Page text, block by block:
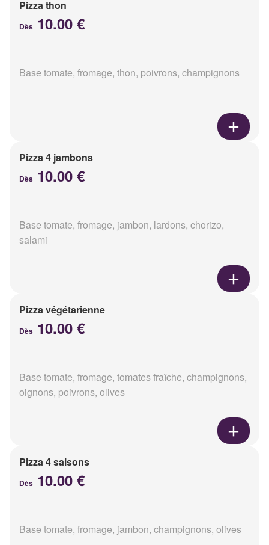
Pizza thon
Dès 10.00 €
Base tomate, fromage, thon, poivrons, champignons
Pizza 4 jambons
Dès 10.00 €
Base tomate, fromage, jambon, lardons, chorizo,
salami
Pizza végétarienne
Dès 10.00 €
Base tomate, fromage, tomates fraîche, champignons,
oignons, poivrons, olives
Pizza 4 saisons
Dès 10.00 €
Base tomate, fromage, jambon, champignons, olives